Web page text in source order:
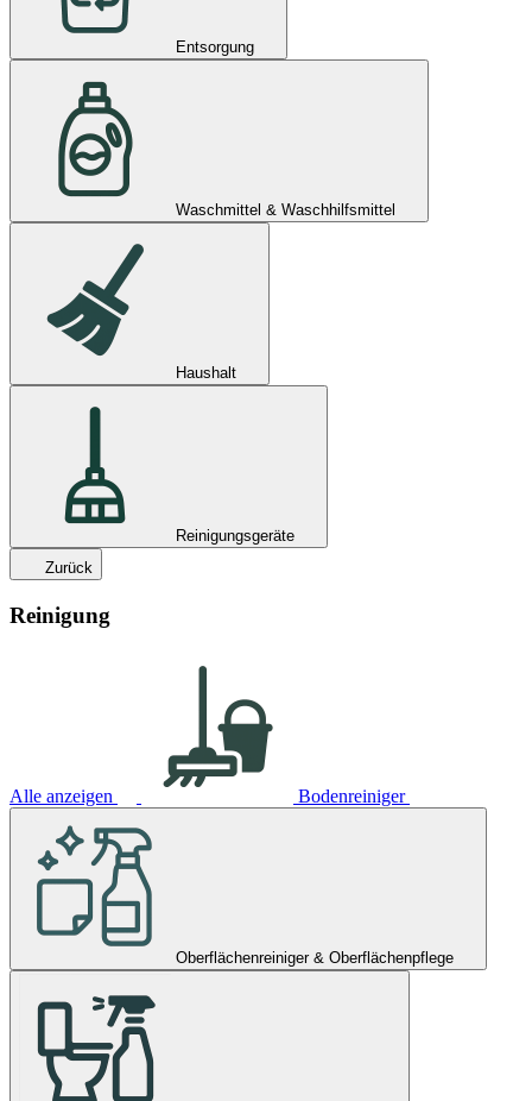
Entsorgung
Waschmittel & Waschhilfsmittel
Haushalt
Reinigungsgeräte
Zurück
Reinigung
Alle anzeigen Bodenreiniger
Oberflächenreiniger & Oberflächenpflege